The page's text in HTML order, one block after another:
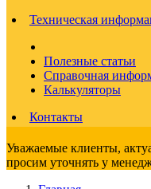
Техническая
Полезные статьи
Справочная
Калькуляторы
Контакты
Уважаемые клиенты,
просим уточнять у